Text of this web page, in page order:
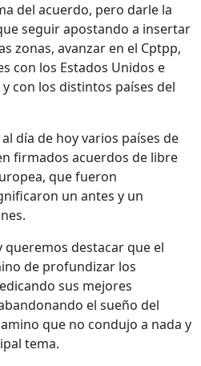
del acuerdo, pero darle la
seguir apostando a insertar
zonas, avanzar en el Cptpp,
con los Estados Unidos e
con los distintos países del
día de hoy varios países de
firmados acuerdos de libre
que fueron
un antes y un
destacar que el
de profundizar los
sus mejores
el sueño del
que no condujo a nada y
tema.